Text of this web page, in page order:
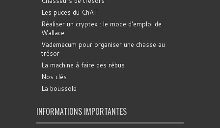
Les puces du ChAT
Réaliser un cryptex : le mode d'emploi de
Wallace
Vademecum pour organiser une chasse au
trésor
La machine à faire des rébus
Nos clés
La boussole
INFORMATIONS IMPORTANTES